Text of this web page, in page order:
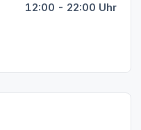
12:00 - 22:00 Uhr